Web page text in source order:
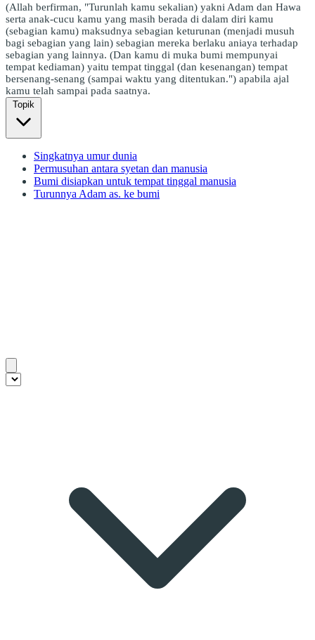
(Allah berfirman, "Turunlah kamu sekalian) yakni Adam dan Hawa
serta anak-cucu kamu yang masih berada di dalam diri kamu
(sebagian kamu) maksudnya sebagian keturunan (menjadi musuh
bagi sebagian yang lain) sebagian mereka berlaku aniaya terhadap
sebagian yang lainnya. (Dan kamu di muka bumi mempunyai
tempat kediaman) yaitu tempat tinggal (dan kesenangan) tempat
bersenang-senang (sampai waktu yang ditentukan.") apabila ajal
kamu telah sampai pada saatnya.
Topik
Singkatnya umur dunia
Permusuhan antara syetan dan manusia
Bumi disiapkan untuk tempat tinggal manusia
Turunnya Adam as. ke bumi